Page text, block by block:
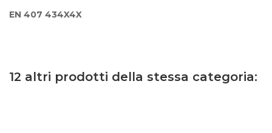
EN 407 434X4X
12 altri prodotti della stessa categoria: